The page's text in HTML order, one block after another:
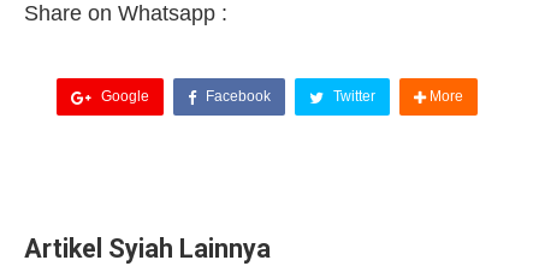
Share on Whatsapp :
Google Facebook Twitter More
Artikel Syiah Lainnya